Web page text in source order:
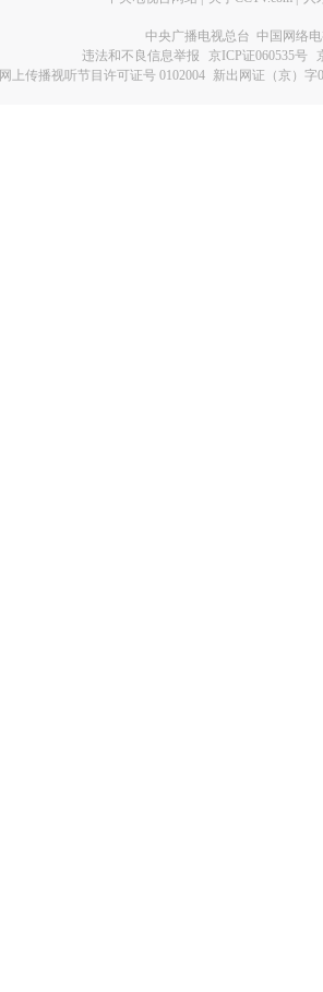
中央广播电视总台 中国网络
违法和不良信息举报
京ICP证060535号
网上传播视听节目许可证号 0102004 新出网证（京）